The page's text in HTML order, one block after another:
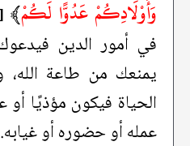
وَأَوْلَادِكُمْ عَدُوًّا لَكُمْ﴾
في أمور الدين
يمنعك من طاعة
الحياة فيكون مؤذيًا أو
عمله أو حضوره أو غيابه.